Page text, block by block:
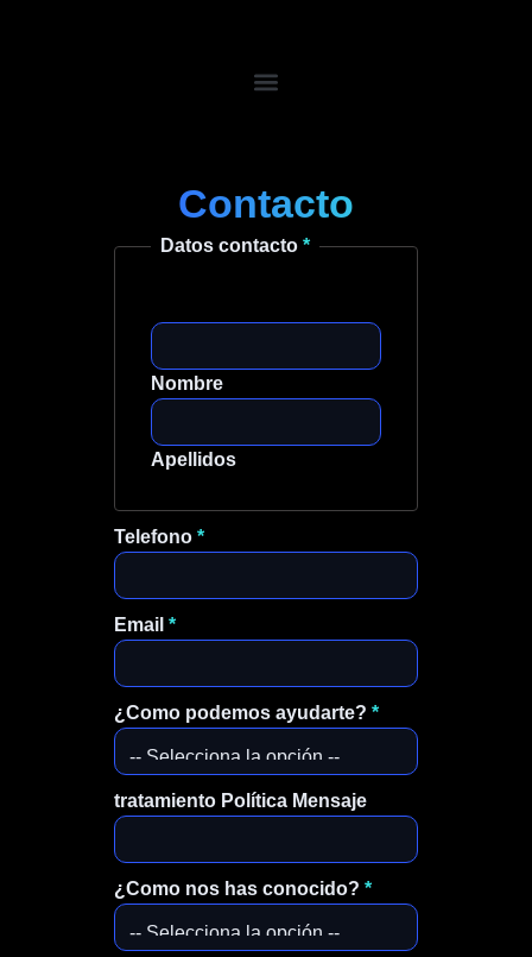
Contacto
Datos contacto *
Nombre
Apellidos
Telefono *
Email *
¿Como podemos ayudarte? *
tratamiento Política Mensaje
¿Como nos has conocido? *